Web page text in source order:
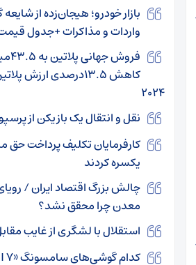
بازار خودرو؛ هیجان‌زده از
واردات و مذاکرات +جدول
کاهش ۱۳.۵درصدی ارزش
۲۰۲۴
نقل و انتقال یک بازیکن از
کارفرمایان تکلیف پرداخت حق
یکسره کردند
چالش بزرگ اقتصاد ایران /
معدن چرا محقق نشد؟
استقلال با لشگری از غایب